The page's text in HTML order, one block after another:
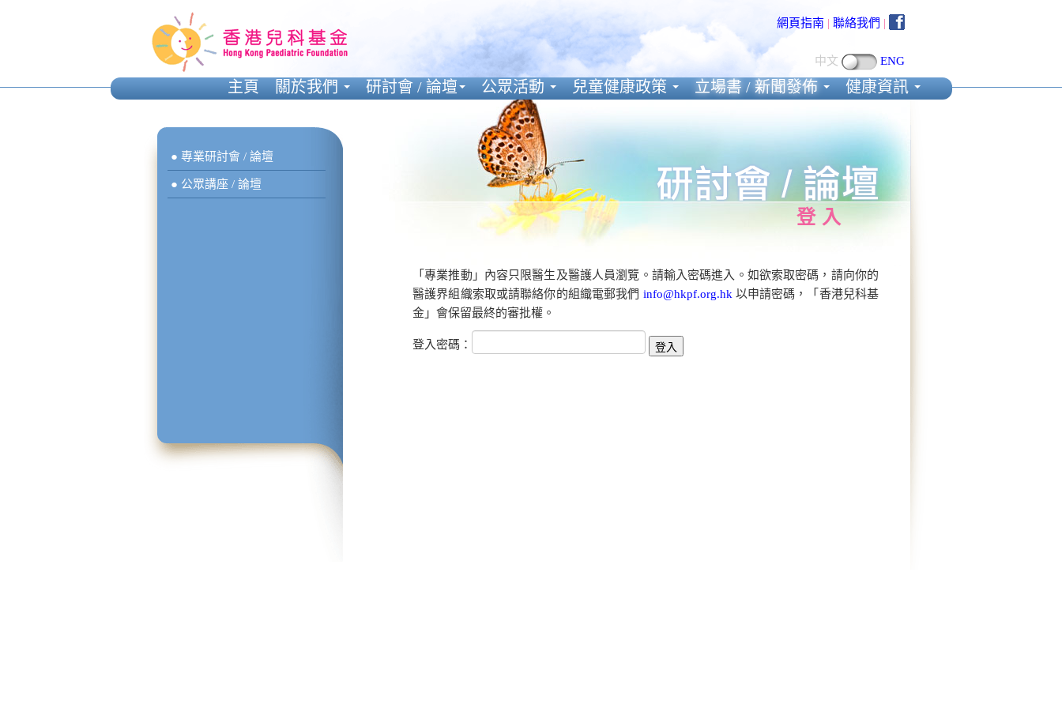
網頁指南 | 聯絡我們 |
中文 ENG
● 專業研討會 / 論壇
● 公眾講座 / 論壇
登入
「專業推動」內容只限醫生及醫護人員瀏覽。請輸入密碼進入。如欲索取密碼，請向你的
醫護界組織索取或請聯絡你的組織電郵我們 info@hkpf.org.hk 以申請密碼，「香港兒科基
金」會保留最終的審批權。
登入密碼：
主頁 關於我們 研討會 / 論壇 公眾活動 兒童健康政策 立場書 / 新聞發佈 健康資訊